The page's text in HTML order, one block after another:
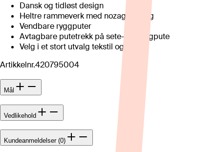
Dansk og tidløst design
Heltre rammeverk med nozag fjæring
Vendbare ryggputer
Avtagbare putetrekk på sete- og ryggpute
Velg i et stort utvalg tekstil og farger
Artikkelnr.420795004
Mål
Vedlikehold
Kundeanmeldelser (0)